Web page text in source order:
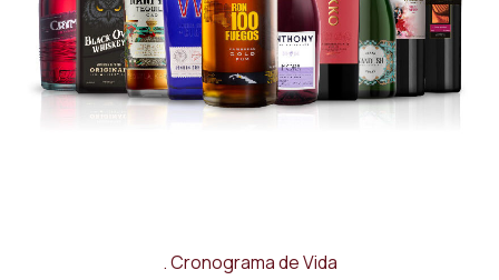
Cronograma de Vida